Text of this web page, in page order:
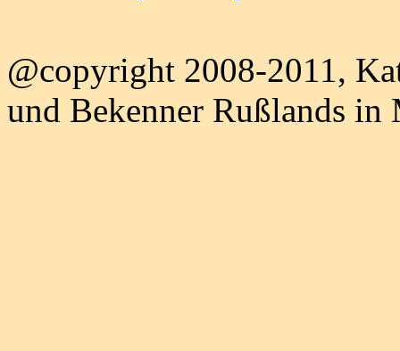
@copyright 2008-2011,
und Bekenner Rußlands in